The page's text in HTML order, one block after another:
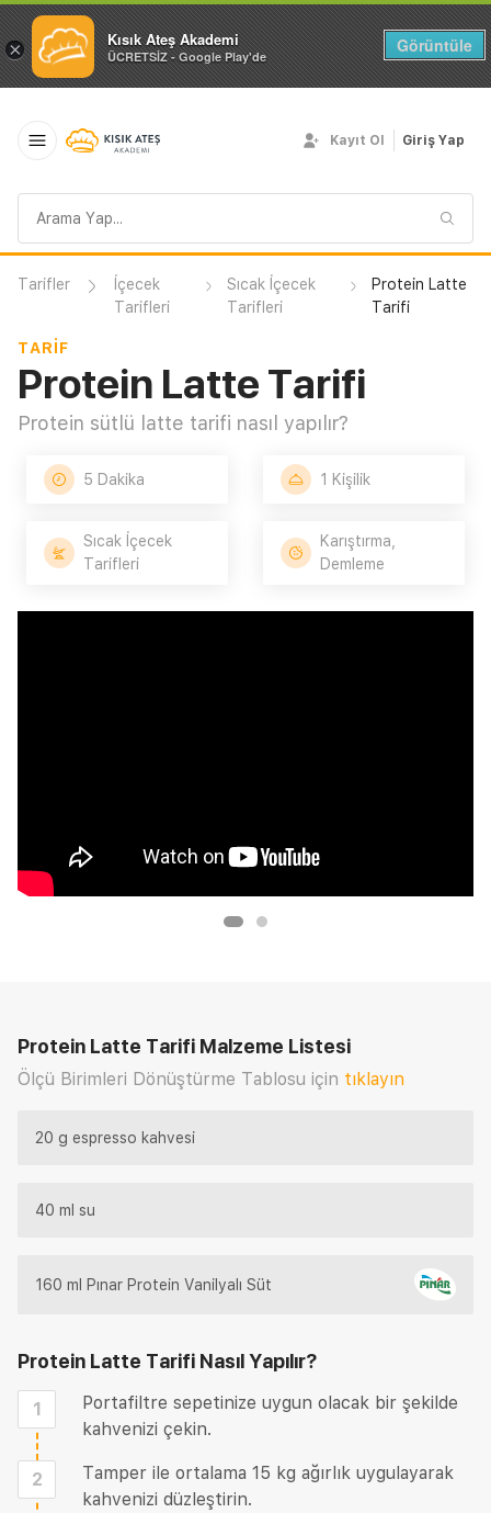
× Kısık Ateş Akademi
ÜCRETSİZ - Google Play'de
Görüntüle
sorgusu
Kayıt Ol Giriş Yap
Tarifler
İçecek
Tarifleri
Sıcak İçecek
Tarifleri
Protein Latte
Tarifi
TARIF
Protein Latte Tarifi
Protein sütlü latte tarifi nasıl yapılır?
5 Dakika 1 Kişilik
Sıcak İçecek
Tarifleri
Karıştırma,
Demleme
Protein Latte Tarifi Malzeme Listesi
Ölçü Birimleri Dönüştürme Tablosu için tıklayın
20 g espresso kahvesi
40 ml su
160 ml Pınar Protein Vanilyalı Süt
Protein Latte Tarifi Nasıl Yapılır?
1
Portafiltre sepetinize uygun olacak bir şekilde
kahvenizi çekin.
2
Tamper ile ortalama 15 kg ağırlık uygulayarak
kahvenizi düzleştirin.